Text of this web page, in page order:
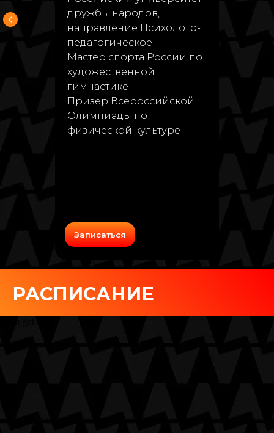
дружбы народов,
направление Психолого-
педагогическое
Мастер спорта России по
художественной
гимнастике
Призер Всероссийской
Олимпиады по
физической культуре
Записаться
РАСПИСАНИЕ